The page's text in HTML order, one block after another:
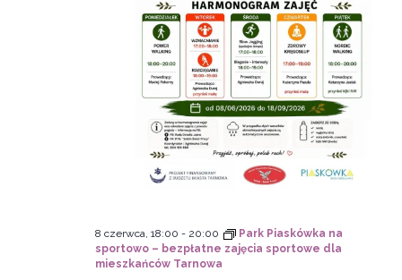
8 czerwca, 18:00 - 20:00
Park Piaskówka na
sportowo – bezpłatne zajęcia sportowe dla
mieszkańców Tarnowa